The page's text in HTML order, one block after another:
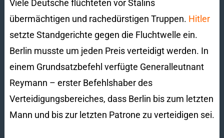
Viele Deutsche flüchteten vor Stalins
übermächtigen und rachedürstigen Truppen. Hitler
setzte Standgerichte gegen die Fluchtwelle ein.
Berlin musste um jeden Preis verteidigt werden. In
einem Grundsatzbefehl verfügte Generalleutnant
Reymann – erster Befehlshaber des
Verteidigungsbereiches, dass Berlin bis zum letzten
Mann und bis zur letzten Patrone zu verteidigen sei.